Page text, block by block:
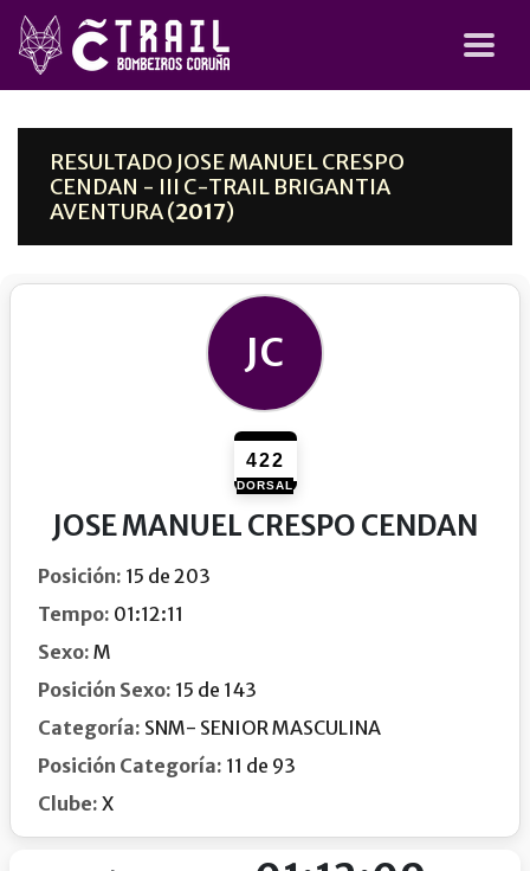
RESULTADO JOSE MANUEL CRESPO
CENDAN - III C-TRAIL BRIGANTIA
AVENTURA (2017)
JC
422
DORSAL
JOSE MANUEL CRESPO CENDAN
Posición: 15 de 203
Tempo: 01:12:11
Sexo: M
Posición Sexo: 15 de 143
Categoría: SNM- SENIOR MASCULINA
Posición Categoría: 11 de 93
Clube: X